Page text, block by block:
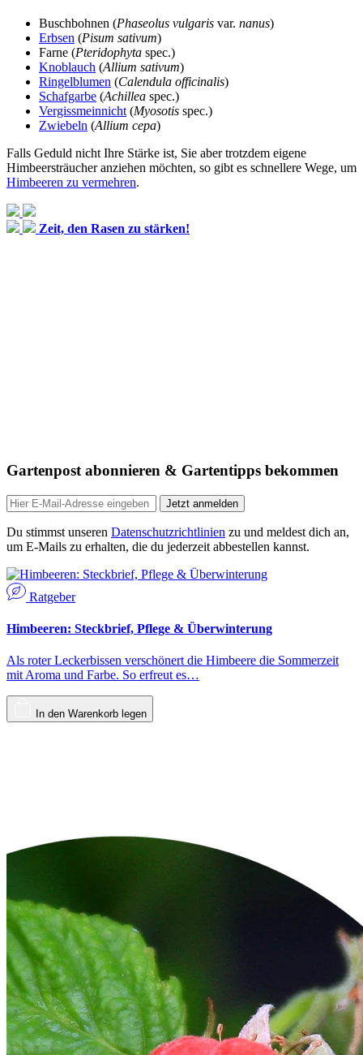
Buschbohnen (Phaseolus vulgaris var. nanus)
Erbsen (Pisum sativum)
Farne (Pteridophyta spec.)
Knoblauch (Allium sativum)
Ringelblumen (Calendula officinalis)
Schafgarbe (Achillea spec.)
Vergissmeinnicht (Myosotis spec.)
Zwiebeln (Allium cepa)
Falls Geduld nicht Ihre Stärke ist, Sie aber trotzdem eigene
Himbeersträucher anziehen möchten, so gibt es schnellere Wege, um
Himbeeren zu vermehren.
Zeit, den Rasen zu stärken!
Gartenpost abonnieren & Gartentipps bekommen
Jetzt anmelden
Du stimmst unseren Datenschutzrichtlinien zu und meldest dich an,
um E-Mails zu erhalten, die du jederzeit abbestellen kannst.
Ratgeber
Himbeeren: Steckbrief, Pflege & Überwinterung
Als roter Leckerbissen verschönert die Himbeere die Sommerzeit
mit Aroma und Farbe. So erfreut es…
In den Warenkorb legen